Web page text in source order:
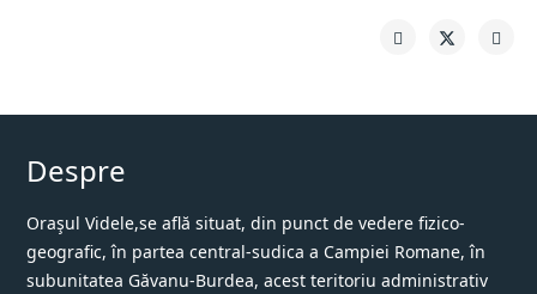
Despre
Oraşul Videle,se află situat, din punct de vedere fizico-
geografic, în partea central-sudica a Campiei Romane, în
subunitatea Găvanu-Burdea, acest teritoriu administrativ